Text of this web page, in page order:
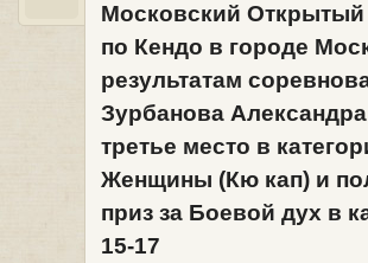
Московский Открытый
по Кендо в городе
результатам
Зурбанова Александра
третье место в
Женщины (Кю кап) и
приз за Боевой дух в
15-17